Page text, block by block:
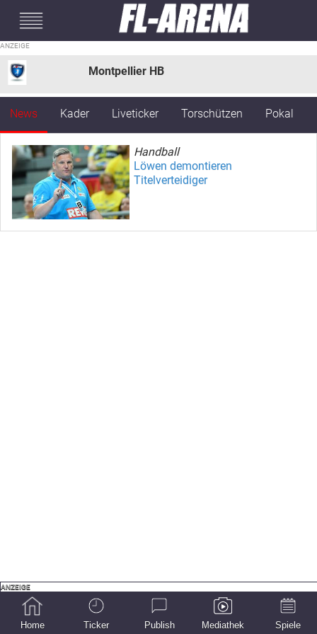
Montpellier HB
News Kader Liveticker Torschützen Pokal
Handball
Löwen demontieren
Titelverteidiger
Home Ticker Publish Mediathek Spiele